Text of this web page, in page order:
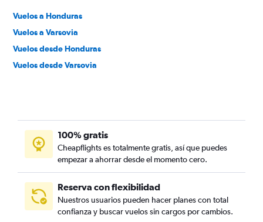
Vuelos a Honduras
Vuelos a Varsovia
Vuelos desde Honduras
Vuelos desde Varsovia
100% gratis
Cheapflights es totalmente gratis, así que puedes
empezar a ahorrar desde el momento cero.
Reserva con flexibilidad
Nuestros usuarios pueden hacer planes con total
confianza y buscar vuelos sin cargos por cambios.